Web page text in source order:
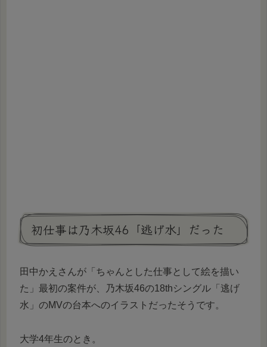
初仕事は乃木坂46「逃げ水」だった
田中かえさんが「ちゃんとした仕事として絵を描い
た」最初の案件が、乃木坂46の18thシングル「逃げ
水」のMVの台本へのイラストだったそうです。
大学4年生のとき。